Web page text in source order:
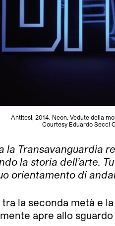
Antitesi, 2014. Neon. Vedute della
Courtesy Eduardo Secci
la Transavanguardia
la storia dell’arte.
orientamento di
la seconda metà e
apre allo